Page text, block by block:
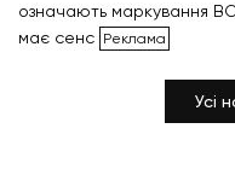
означають маркування
має сенс
Усі